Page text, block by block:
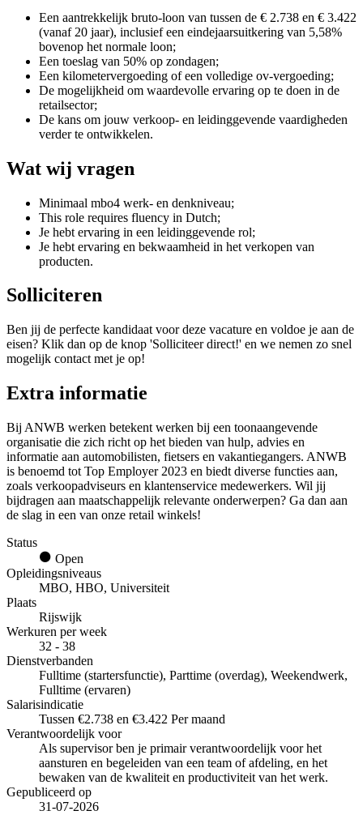
Een aantrekkelijk bruto-loon van tussen de € 2.738 en € 3.422
(vanaf 20 jaar), inclusief een eindejaarsuitkering van 5,58%
bovenop het normale loon;
Een toeslag van 50% op zondagen;
Een kilometervergoeding of een volledige ov-vergoeding;
De mogelijkheid om waardevolle ervaring op te doen in de
retailsector;
De kans om jouw verkoop- en leidinggevende vaardigheden
verder te ontwikkelen.
Wat wij vragen
Minimaal mbo4 werk- en denkniveau;
This role requires fluency in Dutch;
Je hebt ervaring in een leidinggevende rol;
Je hebt ervaring en bekwaamheid in het verkopen van
producten.
Solliciteren
Ben jij de perfecte kandidaat voor deze vacature en voldoe je aan de
eisen? Klik dan op de knop 'Solliciteer direct!' en we nemen zo snel
mogelijk contact met je op!
Extra informatie
Bij ANWB werken betekent werken bij een toonaangevende
organisatie die zich richt op het bieden van hulp, advies en
informatie aan automobilisten, fietsers en vakantiegangers. ANWB
is benoemd tot Top Employer 2023 en biedt diverse functies aan,
zoals verkoopadviseurs en klantenservice medewerkers. Wil jij
bijdragen aan maatschappelijk relevante onderwerpen? Ga dan aan
de slag in een van onze retail winkels!
Status
Open
Opleidingsniveaus
MBO, HBO, Universiteit
Plaats
Rijswijk
Werkuren per week
32 - 38
Dienstverbanden
Fulltime (startersfunctie), Parttime (overdag), Weekendwerk,
Fulltime (ervaren)
Salarisindicatie
Tussen €2.738 en €3.422 Per maand
Verantwoordelijk voor
Als supervisor ben je primair verantwoordelijk voor het
aansturen en begeleiden van een team of afdeling, en het
bewaken van de kwaliteit en productiviteit van het werk.
Gepubliceerd op
31-07-2026